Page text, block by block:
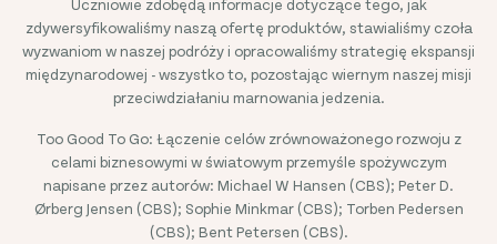
Uczniowie zdobędą informacje dotyczące tego, jak
zdywersyfikowaliśmy naszą ofertę produktów, stawialiśmy czoła
wyzwaniom w naszej podróży i opracowaliśmy strategię ekspansji
międzynarodowej - wszystko to, pozostając wiernym naszej misji
przeciwdziałaniu marnowania jedzenia.
Too Good To Go: Łączenie celów zrównoważonego rozwoju z
celami biznesowymi w światowym przemyśle spożywczym
napisane przez autorów: Michael W Hansen (CBS); Peter D.
Ørberg Jensen (CBS); Sophie Minkmar (CBS); Torben Pedersen
(CBS); Bent Petersen (CBS).